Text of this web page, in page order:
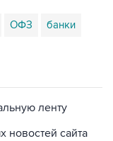
ОФЗ банки
ленту
новостей сайта